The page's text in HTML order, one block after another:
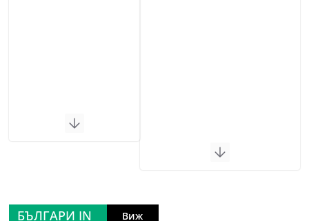
БЪЛГАРИ IN
Виж